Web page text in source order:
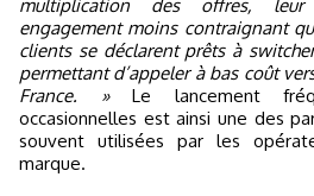
multiplication des offres,
engagement moins contraignant
clients se déclarent prêts à
permettant d’appeler à bas coût
France. »Le lancement
occasionnelles est ainsi une des
souvent utilisées par les
marque.